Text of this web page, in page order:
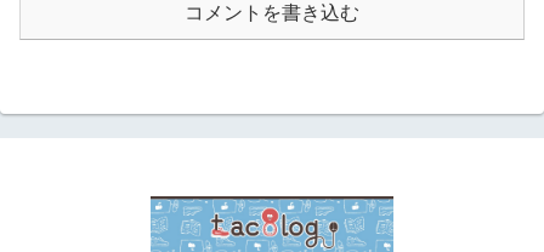
コメントを書き込む